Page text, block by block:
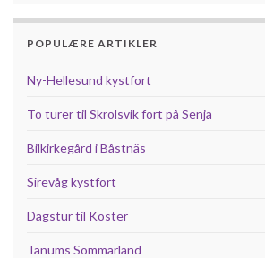
POPULÆRE ARTIKLER
Ny-Hellesund kystfort
To turer til Skrolsvik fort på Senja
Bilkirkegård i Båstnäs
Sirevåg kystfort
Dagstur til Koster
Tanums Sommarland